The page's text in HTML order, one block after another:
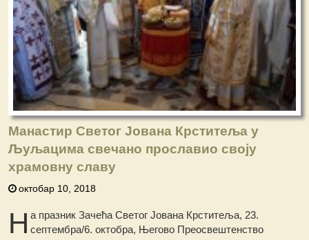
Манастир Светог Јована Крститеља у
Љуљацима свечано прославио своју
храмовну славу
октобар 10, 2018
Н а празник Зачећа Светог Јована Крститеља, 23.
септембра/6. октобра, Његово Преосвештенство